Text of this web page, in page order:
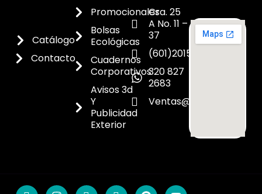
Catálogo
Contacto
Promocionales
Bolsas
Ecológicas
Cuadernos
Corporativos
Avisos 3d
Y
Publicidad
Exterior
Cra. 25
A No. 11 –
37
(601)2015300
320 827
2683
Ventas@dicoes.co